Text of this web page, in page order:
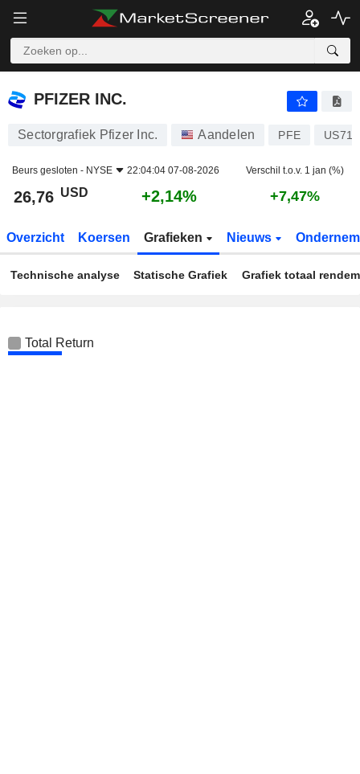
PFIZER INC.
PFIZER INC.
Sectorgrafiek Pfizer Inc. Aandelen PFE
Beurs gesloten - NYSE 22:04:04 07-08-2026 Verschil t.o.v. 1 jan (%)
26,76 USD +2,14% +7,47%
Overzicht Koersen Grafieken Nieuws
Technische analyse Statische Grafiek Grafiek totaal
Total Return